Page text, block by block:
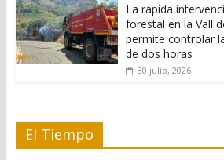
La rápida
forestal en la Vall
permite controlar
de dos horas
30 julio, 2026
El Tiempo